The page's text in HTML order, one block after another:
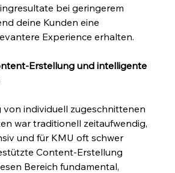
bei geringerem
deine Kunden eine
Experience erhalten.
Erstellung und intelligente
von individuell zugeschnittenen
war traditionell zeitaufwendig,
und für KMU oft schwer
Content-Erstellung
Bereich fundamental,